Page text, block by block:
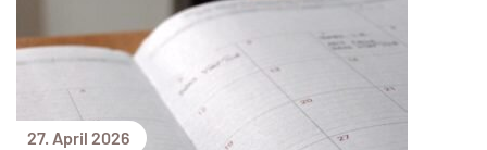
27. April 2026